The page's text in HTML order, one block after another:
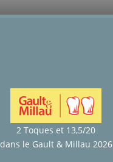
2 Toques et 13,5/20
dans le Gault & Millau 2026